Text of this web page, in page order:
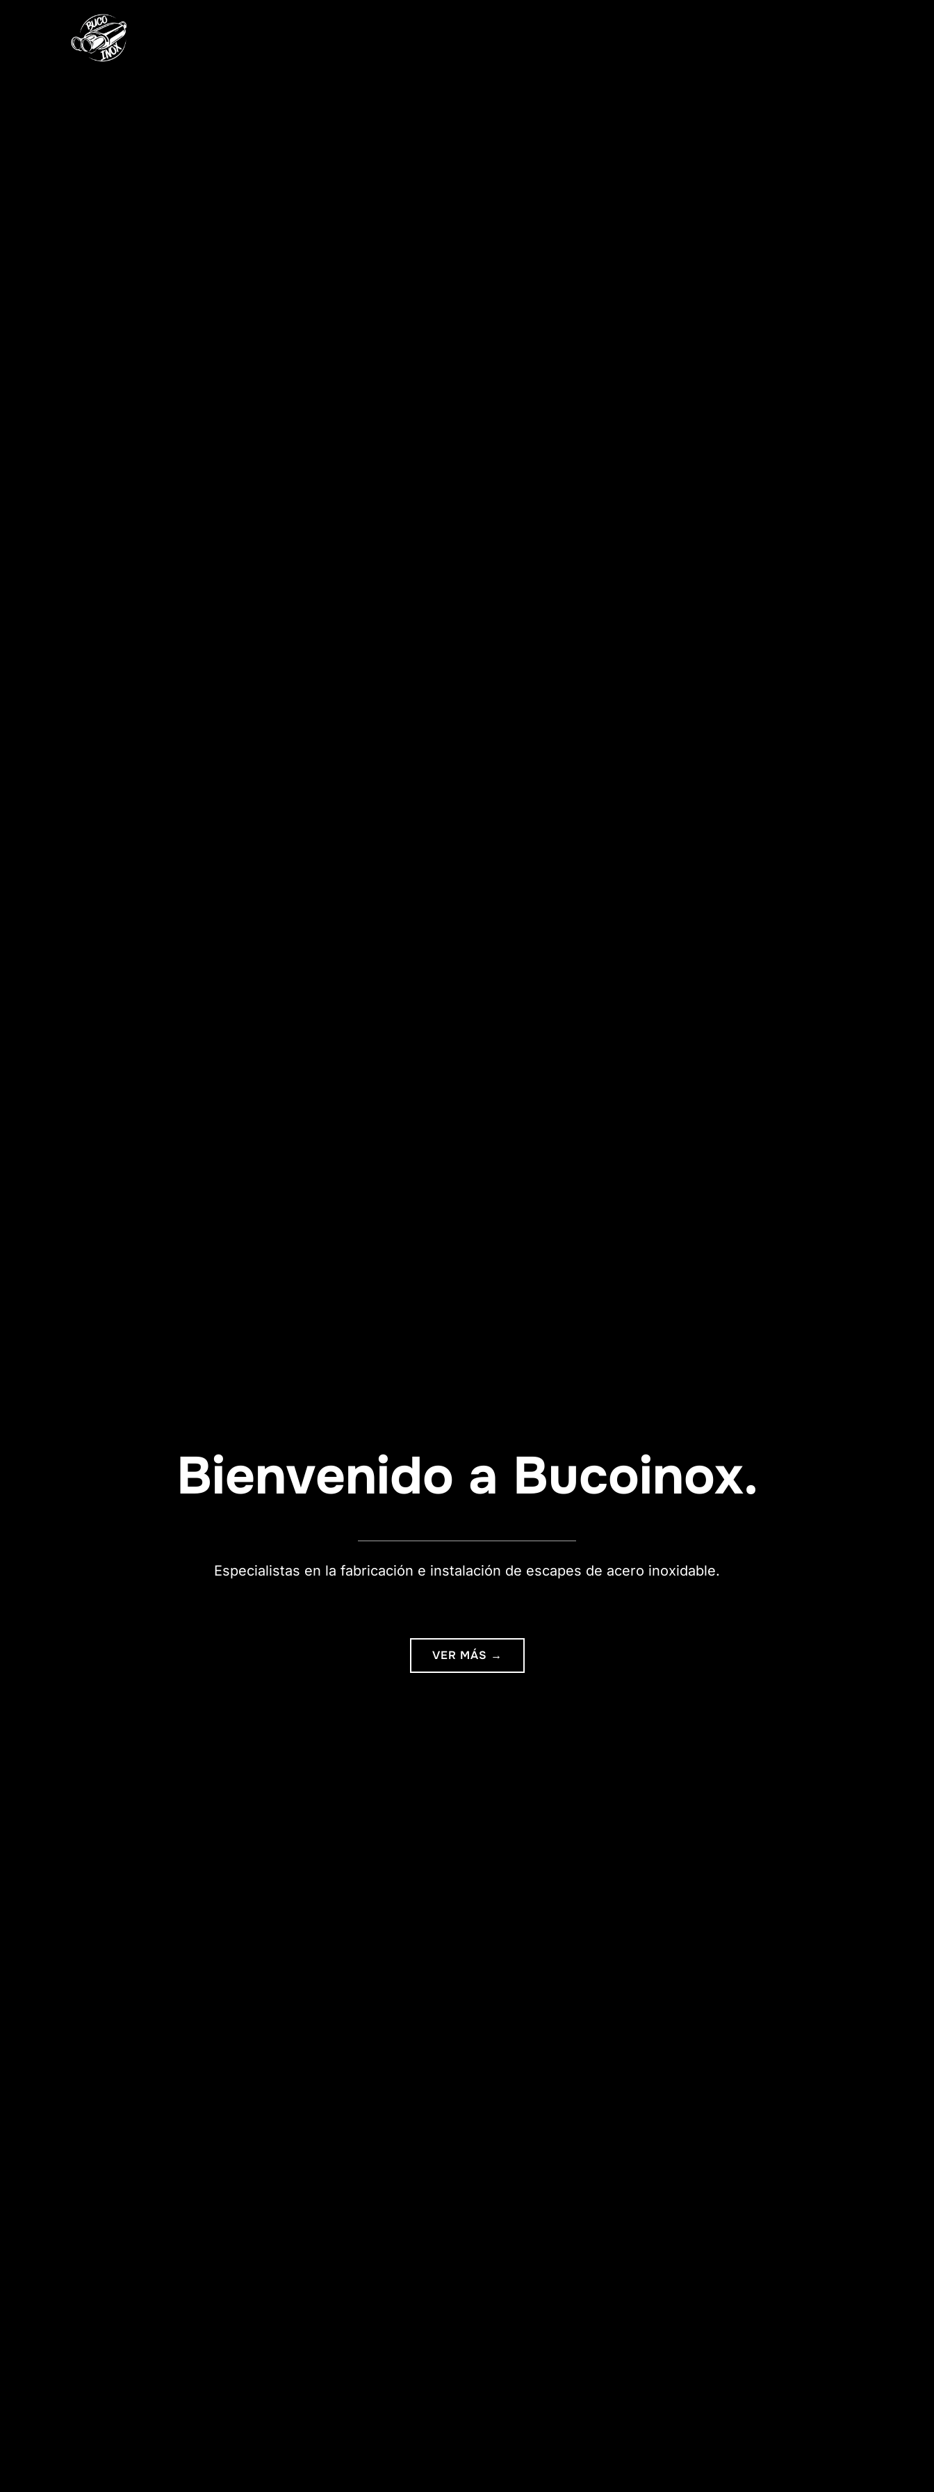
Bienvenido a Bucoinox.
Especialistas en la fabricación e instalación de escapes de acero inoxidable.
VER MÁS →